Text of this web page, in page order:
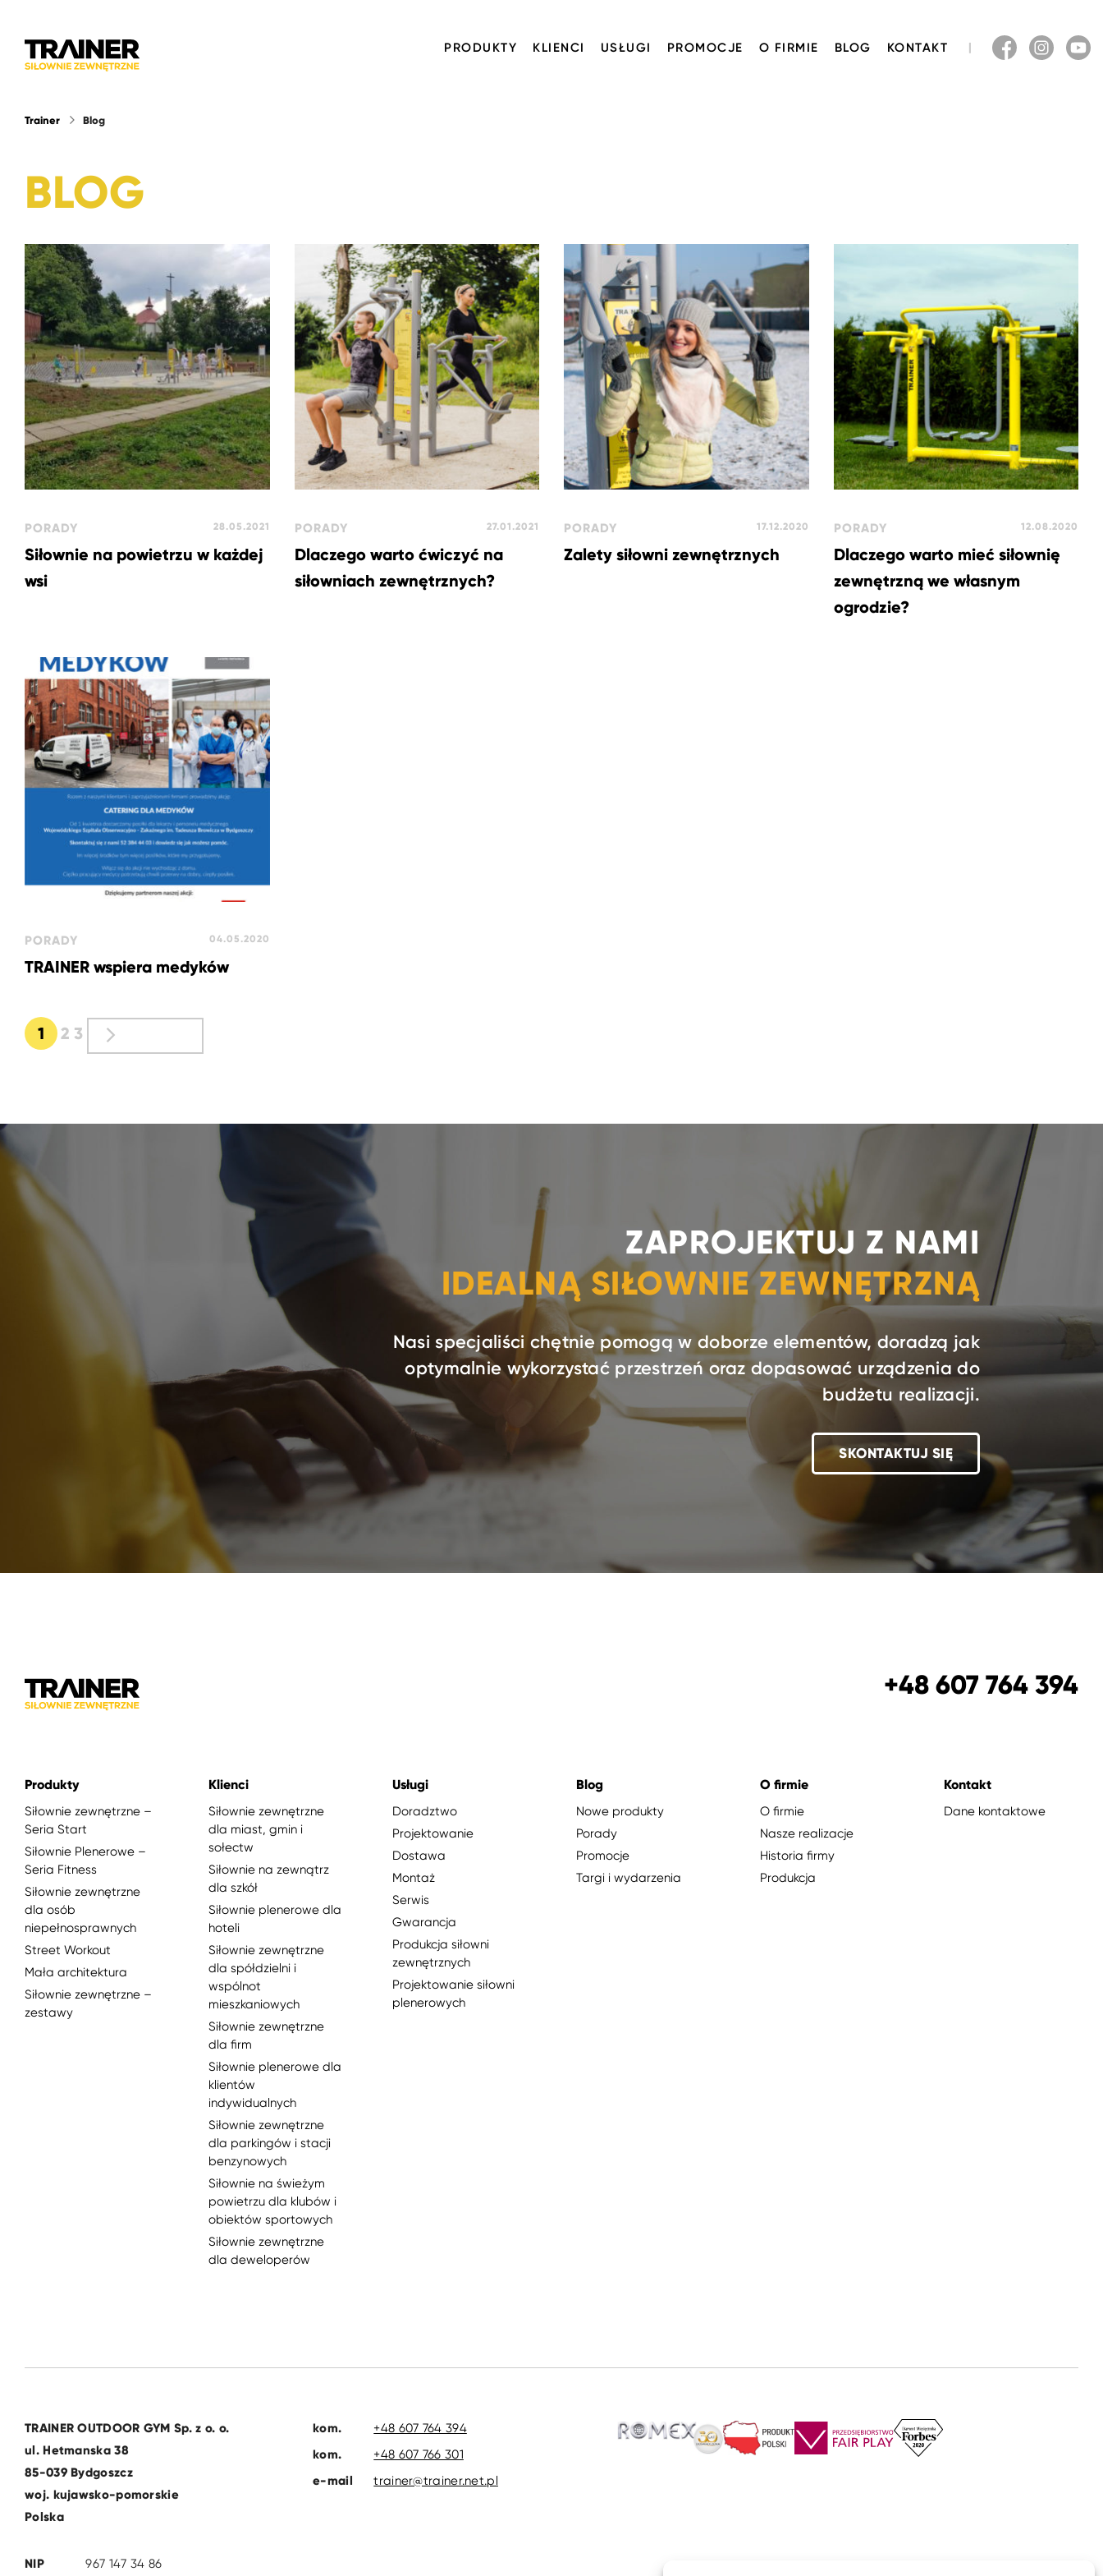
PRODUKTY KLIENCI USŁUGI PROMOCJE O FIRMIE BLOG KONTAKT
Trainer Blog
BLOG
PORADY 28.05.2021
Siłownie na powietrzu w każdej
wsi
PORADY 27.01.2021
Dlaczego warto ćwiczyć na
siłowniach zewnętrznych?
PORADY 17.12.2020
Zalety siłowni zewnętrznych
PORADY 12.08.2020
Dlaczego warto mieć siłownię
zewnętrzną we własnym
ogrodzie?
PORADY 04.05.2020
TRAINER wspiera medyków
Nawigacja
po
1 2 3
ZAPROJEKTUJ Z NAMI
IDEALNĄ SIŁOWNIE ZEWNĘTRZNĄ
Nasi specjaliści chętnie pomogą w doborze elementów, doradzą jak
optymalnie wykorzystać przestrzeń oraz dopasować urządzenia do
budżetu realizacji.
SKONTAKTUJ SIĘ
+48 607 764 394
Produkty
Siłownie zewnętrzne –
Seria Start
Siłownie Plenerowe –
Seria Fitness
Siłownie zewnętrzne
dla osób
niepełnosprawnych
Street Workout
Mała architektura
Siłownie zewnętrzne –
zestawy
Klienci
Siłownie zewnętrzne
dla miast, gmin i
sołectw
Siłownie na zewnątrz
dla szkół
Siłownie plenerowe dla
hoteli
Siłownie zewnętrzne
dla spółdzielni i
wspólnot
mieszkaniowych
Siłownie zewnętrzne
dla firm
Siłownie plenerowe dla
klientów
indywidualnych
Siłownie zewnętrzne
dla parkingów i stacji
benzynowych
Siłownie na świeżym
powietrzu dla klubów i
obiektów sportowych
Siłownie zewnętrzne
dla deweloperów
Usługi
Doradztwo
Projektowanie
Dostawa
Montaż
Serwis
Gwarancja
Produkcja siłowni
zewnętrznych
Projektowanie siłowni
plenerowych
Blog
Nowe produkty
Porady
Promocje
Targi i wydarzenia
O firmie
O firmie
Nasze realizacje
Historia firmy
Produkcja
Kontakt
Dane kontaktowe
TRAINER OUTDOOR GYM Sp. z o. o.
ul. Hetmanska 38
85-039 Bydgoszcz
woj. kujawsko-pomorskie
Polska
NIP 967 147 34 86
kom.
+48 607 764 394
kom.
+48 607 766 301
e-mail
trainer@trainer.net.pl